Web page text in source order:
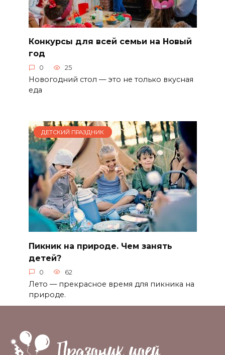
Конкурсы для всей семьи на Новый
год
0 25
Новогодний стол — это не только вкусная
еда
ДЕТСКИЙ ПРАЗДНИК
Пикник на природе. Чем занять
детей?
0 62
Лето — прекрасное время для пикника на
природе.